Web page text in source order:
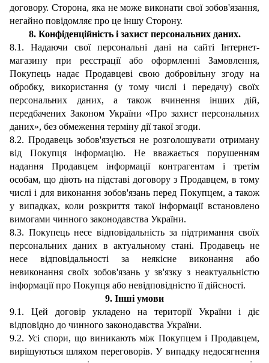
договору. Сторона, яка не може виконати свої зобов'язання,
негайно повідомляє про це іншу Сторону.
8. Конфіденційність і захист персональних даних.
8.1. Надаючи свої персональні дані на сайті Інтернет-
магазину при реєстрації або оформленні Замовлення,
Покупець надає Продавцеві свою добровільну згоду на
обробку, використання (у тому числі і передачу) своїх
персональних даних, а також вчинення інших дій,
передбачених Законом України «Про захист персональних
даних», без обмеження терміну дії такої згоди.
8.2. Продавець зобов'язується не розголошувати отриману
від Покупця інформацію. Не вважається порушенням
надання Продавцем інформації контрагентам і третім
особам, що діють на підставі договору з Продавцем, в тому
числі і для виконання зобов'язань перед Покупцем, а також
у випадках, коли розкриття такої інформації встановлено
вимогами чинного законодавства України.
8.3. Покупець несе відповідальність за підтримання своїх
персональних даних в актуальному стані. Продавець не
несе відповідальності за неякісне виконання або
невиконання своїх зобов'язань у зв'язку з неактуальністю
інформації про Покупця або невідповідністю її дійсності.
9. Інші умови
9.1. Цей договір укладено на території України і діє
відповідно до чинного законодавства України.
9.2. Усі спори, що виникають між Покупцем і Продавцем,
вирішуються шляхом переговорів. У випадку недосягнення